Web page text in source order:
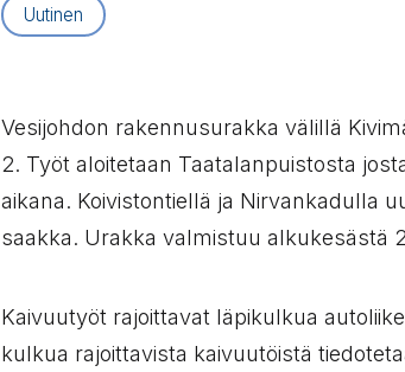
Artikkelityyppi:
Uutinen
Vesijohdon rakennusurakka välillä
2. Työt aloitetaan Taatalanpuistosta
aikana. Koivistontiellä ja Nirvankadulla
saakka. Urakka valmistuu alkukesästä
Kaivuutyöt rajoittavat läpikulkua
kulkua rajoittavista kaivuutöistä